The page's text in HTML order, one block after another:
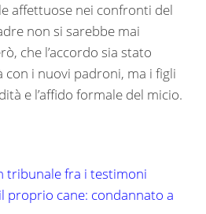
affettuose nei confronti del
non si sarebbe mai
che l’accordo sia stato
con i nuovi padroni, ma i figli
e l’affido formale del micio.
tribunale fra i testimoni
proprio cane: condannato a